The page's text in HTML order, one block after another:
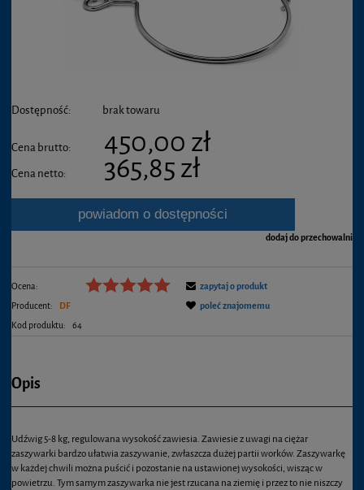
Dostępność: brak towaru
Cena brutto: 450,00 zł
Cena netto: 365,85 zł
powiadom o dostępności
dodaj do przechowalni
Ocena:
Producent:
DF
Kod produktu: 64
zapytaj o produkt
poleć znajomemu
Opis
Udźwig 5-8 kg, regulowana wysokość zawiesia. Zawiesie z uwagi na ciężar
zaszywarki bardzo ułatwia zaszywanie, zwłaszcza dużej partii worków. Zaszywarkę
w każdej chwili można puścić i pozostanie na ustawionej wysokości, wisząc w
powietrzu. Tym samym zaszywarka nie jest rzucana na ziemię i przez to nie niszczy